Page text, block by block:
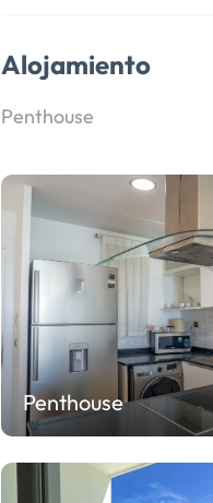
Alojamiento
Penthouse
Penthouse